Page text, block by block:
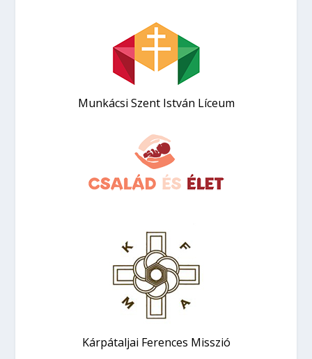
Munkácsi Szent István Líceum
Kárpátaljai Ferences Misszió